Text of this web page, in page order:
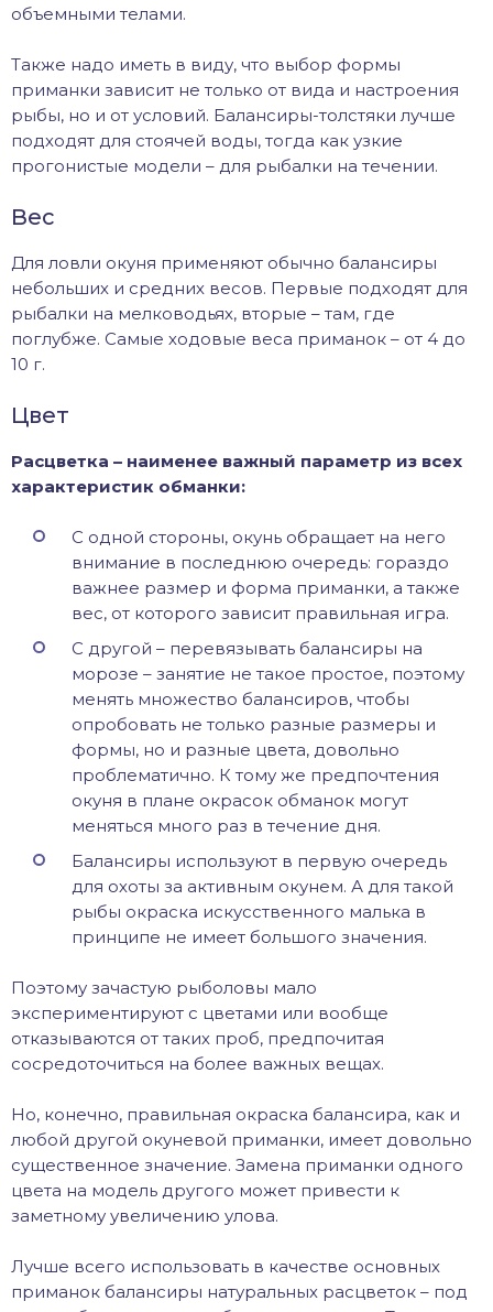
объемными телами.
Также надо иметь в виду, что выбор формы
приманки зависит не только от вида и настроения
рыбы, но и от условий. Балансиры-толстяки лучше
подходят для стоячей воды, тогда как узкие
прогонистые модели – для рыбалки на течении.
Вес
Для ловли окуня применяют обычно балансиры
небольших и средних весов. Первые подходят для
рыбалки на мелководьях, вторые – там, где
поглубже. Самые ходовые веса приманок – от 4 до
10 г.
Цвет
Расцветка – наименее важный параметр из всех
характеристик обманки:
С одной стороны, окунь обращает на него
внимание в последнюю очередь: гораздо
важнее размер и форма приманки, а также
вес, от которого зависит правильная игра.
С другой – перевязывать балансиры на
морозе – занятие не такое простое, поэтому
менять множество балансиров, чтобы
опробовать не только разные размеры и
формы, но и разные цвета, довольно
проблематично. К тому же предпочтения
окуня в плане окрасок обманок могут
меняться много раз в течение дня.
Балансиры используют в первую очередь
для охоты за активным окунем. А для такой
рыбы окраска искусственного малька в
принципе не имеет большого значения.
Поэтому зачастую рыболовы мало
экспериментируют с цветами или вообще
отказываются от таких проб, предпочитая
сосредоточиться на более важных вещах.
Но, конечно, правильная окраска балансира, как и
любой другой окуневой приманки, имеет довольно
существенное значение. Замена приманки одного
цвета на модель другого может привести к
заметному увеличению улова.
Лучше всего использовать в качестве основных
приманок балансиры натуральных расцветок – под